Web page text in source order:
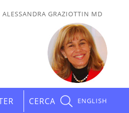
GRAZIOTTIN MD
CERCA ENGLISH